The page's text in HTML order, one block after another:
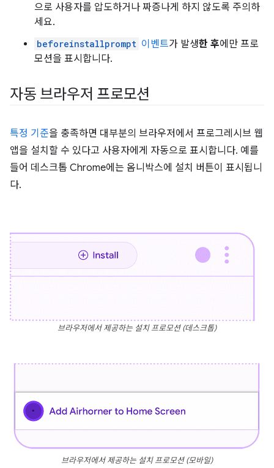
으로 사용자를 압도하거나 짜증나게 하지 않도록 주의하
세요.
beforeinstallprompt 이벤트가 발생한 후에만 프로
모션을 표시합니다.
자동 브라우저 프로모션
특정 기준을 충족하면 대부분의 브라우저에서 프로그레시브 웹
앱을 설치할 수 있다고 사용자에게 자동으로 표시합니다. 예를
들어 데스크톱 Chrome에는 옴니박스에 설치 버튼이 표시됩니
다.
브라우저에서 제공하는 설치 프로모션 (데스크톱)
브라우저에서 제공하는 설치 프로모션 (모바일)